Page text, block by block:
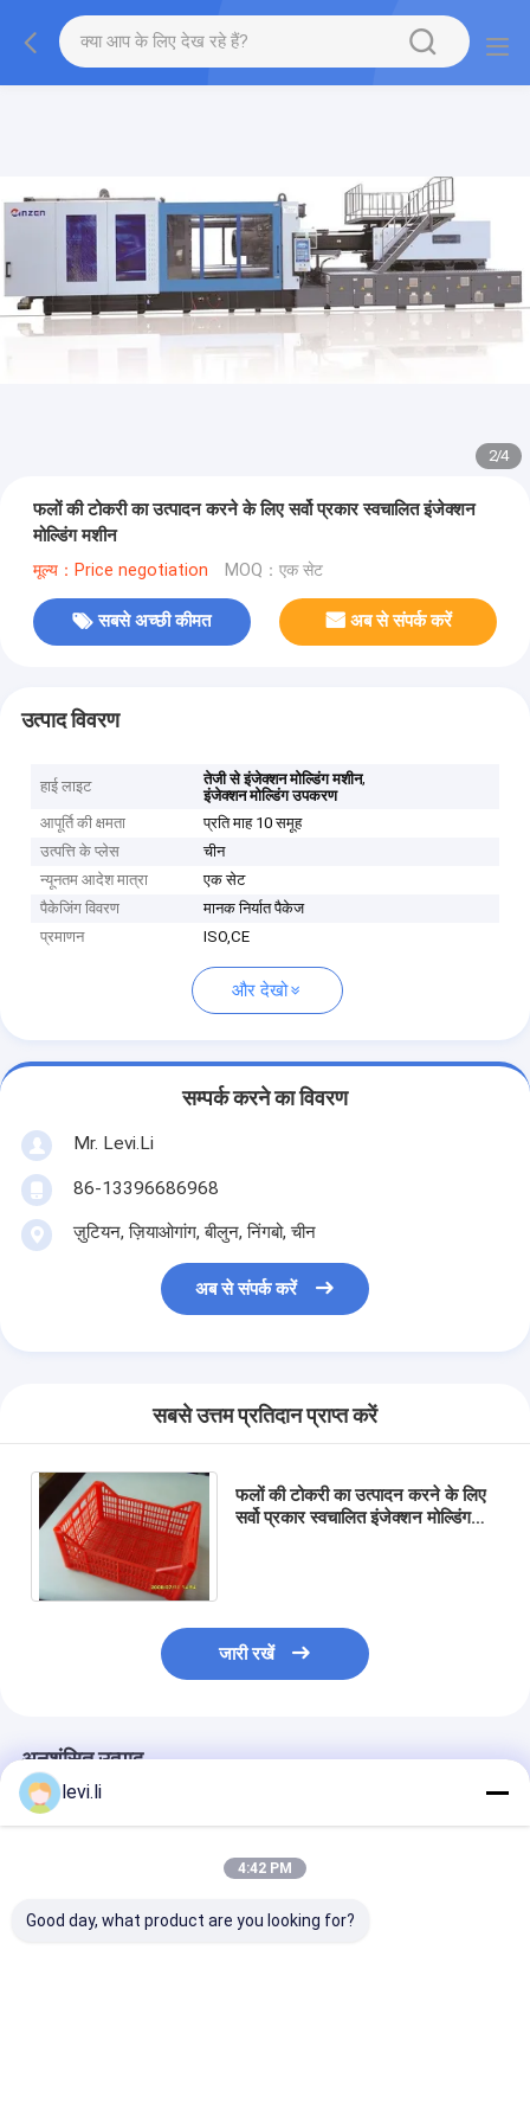
2/4
फलों की टोकरी का उत्पादन करने के लिए सर्वो प्रकार स्वचालित इंजेक्शन
मोल्डिंग मशीन
मूल्य：Price negotiation MOQ：एक सेट
सबसे अच्छी कीमत अब से संपर्क करें
उत्पाद विवरण
हाई लाइट तेजी से इंजेक्शन मोल्डिंग मशीन,
इंजेक्शन मोल्डिंग उपकरण
आपूर्ति की क्षमता
प्रति माह 10 समूह
उत्पत्ति के प्लेस
चीन
न्यूनतम आदेश मात्रा
एक सेट
पैकेजिंग विवरण
मानक निर्यात पैकेज
प्रमाणन
ISO,CE
और देखो
सम्पर्क करने का विवरण
Mr. Levi.Li
86-13396686968
ज़ुटियन, ज़ियाओगांग, बीलुन, निंगबो, चीन
अब से संपर्क करें
सबसे उत्तम प्रतिदान प्राप्त करें
फलों की टोकरी का उत्पादन करने के लिए
सर्वो प्रकार स्वचालित इंजेक्शन मोल्डिंग
जारी रखें
अनुशंसित उत्पाद
levi.li
4:42 PM
Good day, what product are you looking for?